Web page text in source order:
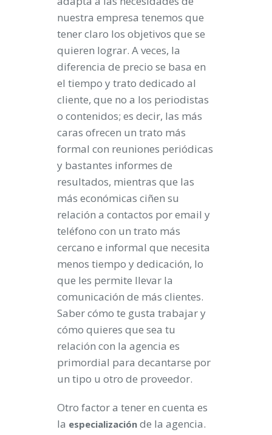
nuestra empresa tenemos que
tener claro los objetivos que se
quieren lograr. A veces, la
diferencia de precio se basa en
el tiempo y trato dedicado al
cliente, que no a los periodistas
o contenidos; es decir, las más
caras ofrecen un trato más
formal con reuniones periódicas
y bastantes informes de
resultados, mientras que las
más económicas ciñen su
relación a contactos por email y
teléfono con un trato más
cercano e informal que necesita
menos tiempo y dedicación, lo
que les permite llevar la
comunicación de más clientes.
Saber cómo te gusta trabajar y
cómo quieres que sea tu
relación con la agencia es
primordial para decantarse por
un tipo u otro de proveedor.
Otro factor a tener en cuenta es
la especialización de la agencia.